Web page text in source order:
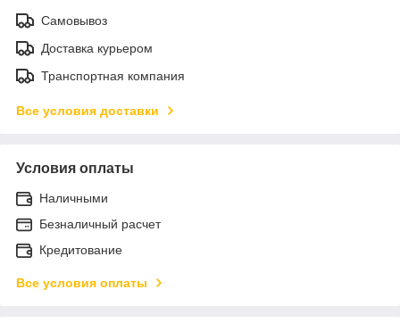
Самовывоз
Доставка курьером
Транспортная компания
Все условия доставки
Условия оплаты
Наличными
Безналичный расчет
Кредитование
Все условия оплаты